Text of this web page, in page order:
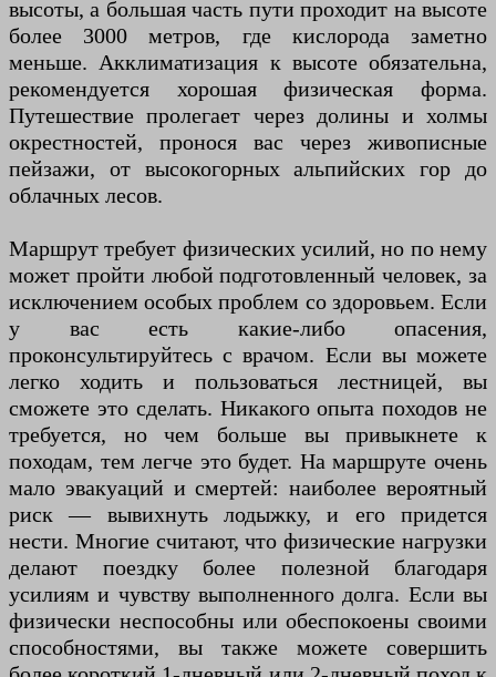
высоты, а большая часть пути проходит на высоте
более 3000 метров, где кислорода заметно
меньше. Акклиматизация к высоте обязательна,
рекомендуется хорошая физическая форма.
Путешествие пролегает через долины и холмы
окрестностей, пронося вас через живописные
пейзажи, от высокогорных альпийских гор до
облачных лесов.
Маршрут требует физических усилий, но по нему
может пройти любой подготовленный человек, за
исключением особых проблем со здоровьем. Если
у вас есть какие-либо опасения,
проконсультируйтесь с врачом. Если вы можете
легко ходить и пользоваться лестницей, вы
сможете это сделать. Никакого опыта походов не
требуется, но чем больше вы привыкнете к
походам, тем легче это будет. На маршруте очень
мало эвакуаций и смертей: наиболее вероятный
риск — вывихнуть лодыжку, и его придется
нести. Многие считают, что физические нагрузки
делают поездку более полезной благодаря
усилиям и чувству выполненного долга. Если вы
физически неспособны или обеспокоены своими
способностями, вы также можете совершить